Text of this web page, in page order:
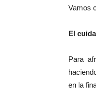
Vamos
El
Para
en la